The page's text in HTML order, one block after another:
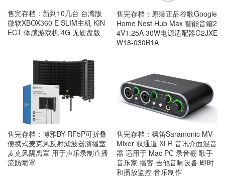
售完存档：新到10几台 台湾版
微软XBOX360 E SLIM主机 KIN
ECT 体感游戏机 4G 无硬盘版
售完存档：原装正品谷歌Google
Home Nest Hub Max 智能音箱2
4V1.25A 30W电源适配器G2JXE
W18-030B1A
售完存档：博雅BY-RF5P可折叠
便携式麦克风反射滤波器演播室
麦克风隔离罩 用于声乐录制直播
流防喷罩
售完存档：枫笛Saramonic MV-
Mixer 双通道 XLR 音讯介面混音
器 适用于 Mac PC 录音棚 歌手
音乐家 播客 吉他音响设备 即时
和播放监控 音乐制作